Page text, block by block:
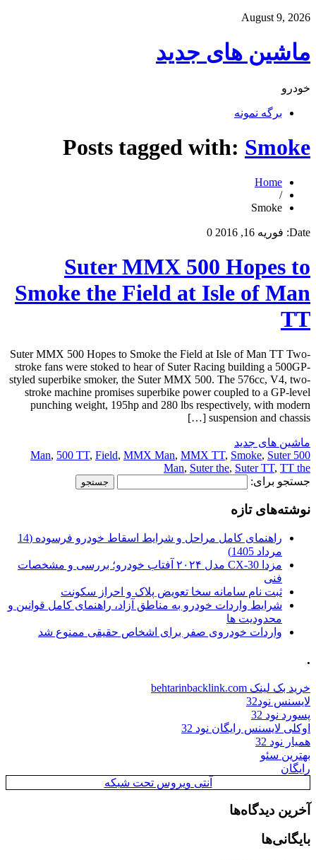
August 9, 2026
ماشین های جدید
خودرو
برگه نمونه
Posts tagged with: Smoke
Home
/
Smoke
Date: فوریه 16, 2016 0
Suter MMX 500 Hopes to
Smoke the Field at Isle of Man
TT
Suter MMX 500 Hopes to Smoke the Field at Isle of Man TT Two-
stroke fans were stoked to hear of Suter Racing building a 500GP-
styled superbike smoker, the Suter MMX 500. The 576cc, V4, two-
stroke machine promises superbike power coupled to a GP-level
punching weight, 195hp and 280 lbs respectively, with modern
suspension and chassis […]
ماشین های جدید
500 Man
, 500 TT, Field, MMX Man, MMX TT, Smoke, Suter
Man, Suter the, Suter TT, TT the
جستجو برای:
نوشته‌های تازه
راهنمای کامل مراحل و شرایط اسقاط خودرو فرسوده (14
مرداد 1405)
مزدا CX-30 مدل ۲۰۲۴ آفتاب خودرو؛ بررسی و مشخصات
فنی
ثبت نام سامانه سخا تعویض پلاک و احراز سکونت
شرایط واردات خودرو به مناطق آزاد، راهنمای کامل قوانین و
محدودیت ها
واردات خودروی صفر برای اشخاص حقیقی ممنوع شد
.
خرید بک لینک behtarinbacklink.com
لایسنس نود32
پسورد نود 32
اوکلی لایسنس رایگان نود 32
همیار نود 32
بهترین سئو
رایگان
آنتی ویروس تحت شبکه
آخرین دیدگاه‌ها
بایگانی‌ها